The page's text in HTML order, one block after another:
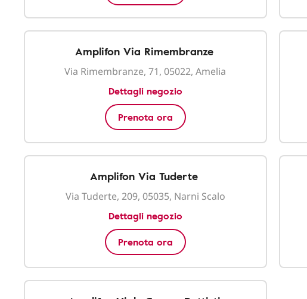
Amplifon Via Rimembranze
Via Rimembranze, 71, 05022, Amelia
Dettagli negozio
Prenota ora
Amplifon Via Tuderte
Via Tuderte, 209, 05035, Narni Scalo
Dettagli negozio
Prenota ora